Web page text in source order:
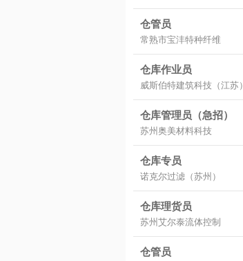
仓管员
常熟市宝沣特种纤维
仓库作业员
威斯伯特建筑科技（江苏）
仓库管理员（急招）
苏州奥美材料科技
仓库专员
诺克尔过滤（苏州）
仓库理货员
苏州艾尔泰流体控制
仓管员